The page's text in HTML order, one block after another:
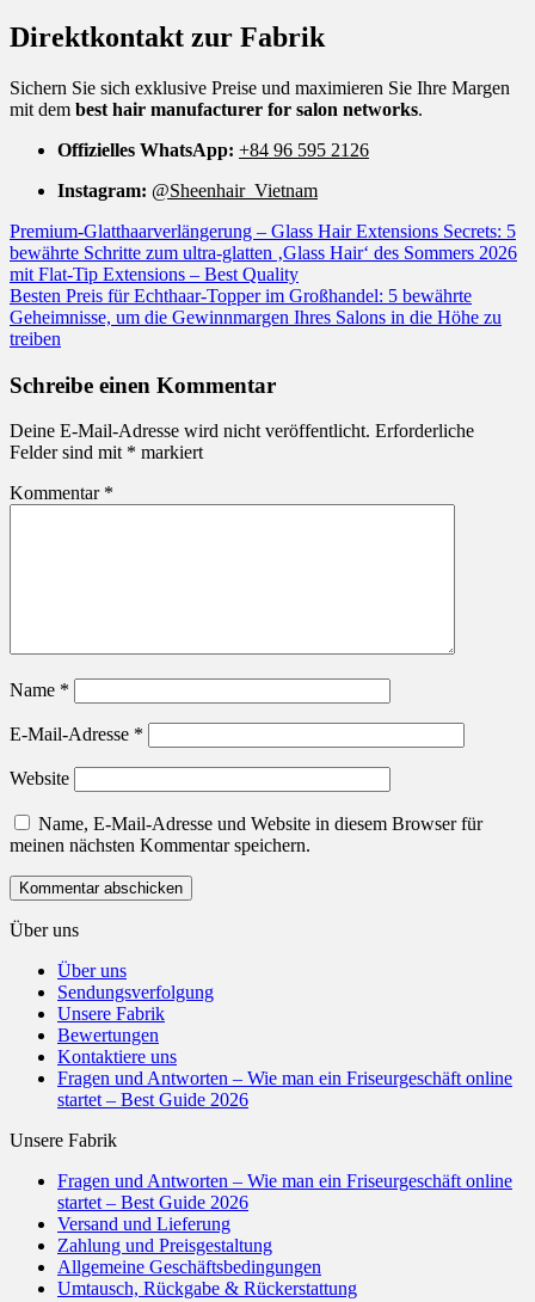
Direktkontakt zur Fabrik
Sichern Sie sich exklusive Preise und maximieren Sie Ihre Margen
mit dem best hair manufacturer for salon networks.
Offizielles WhatsApp: +84 96 595 2126
Instagram: @Sheenhair_Vietnam
Premium-Glatthaarverlängerung – Glass Hair Extensions Secrets: 5
bewährte Schritte zum ultra-glatten ‚Glass Hair‘ des Sommers 2026
mit Flat-Tip Extensions – Best Quality
Besten Preis für Echthaar-Topper im Großhandel: 5 bewährte
Geheimnisse, um die Gewinnmargen Ihres Salons in die Höhe zu
treiben
Schreibe einen Kommentar
Deine E-Mail-Adresse wird nicht veröffentlicht. Erforderliche
Felder sind mit * markiert
Kommentar *
Name *
E-Mail-Adresse *
Website
Name, E-Mail-Adresse und Website in diesem Browser für
meinen nächsten Kommentar speichern.
Über uns
Über uns
Sendungsverfolgung
Unsere Fabrik
Bewertungen
Kontaktiere uns
Fragen und Antworten – Wie man ein Friseurgeschäft online
startet – Best Guide 2026
Unsere Fabrik
Fragen und Antworten – Wie man ein Friseurgeschäft online
startet – Best Guide 2026
Versand und Lieferung
Zahlung und Preisgestaltung
Allgemeine Geschäftsbedingungen
Umtausch, Rückgabe & Rückerstattung